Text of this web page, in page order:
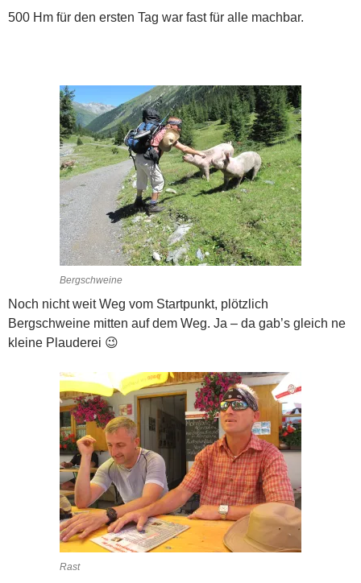
500 Hm für den ersten Tag war fast für alle machbar.
Bergschweine
Noch nicht weit Weg vom Startpunkt, plötzlich
Bergschweine mitten auf dem Weg. Ja – da gab’s gleich ne
kleine Plauderei 😉
Rast